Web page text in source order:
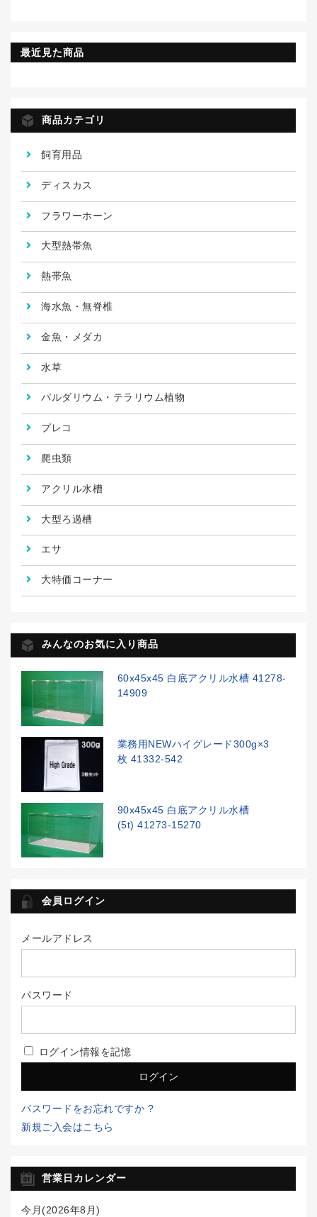
最近見た商品
商品カテゴリ
飼育用品
ディスカス
フラワーホーン
大型熱帯魚
熱帯魚
海水魚・無脊椎
金魚・メダカ
水草
パルダリウム・テラリウム植物
プレコ
爬虫類
アクリル水槽
大型ろ過槽
エサ
大特価コーナー
みんなのお気に入り商品
60x45x45 白底アクリル水槽 41278-
14909
業務用NEWハイグレード300g×3
枚 41332-542
90x45x45 白底アクリル水槽
(5t) 41273-15270
会員ログイン
メールアドレス
パスワード
ログイン情報を記憶
パスワードをお忘れですか ?
新規ご入会はこちら
営業日カレンダー
今月(2026年8月)